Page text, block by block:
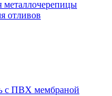
металлочерепицы
отливов
с ПВХ мембраной